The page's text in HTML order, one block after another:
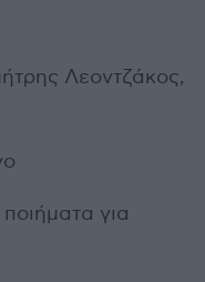
Λεοντζάκος,
για